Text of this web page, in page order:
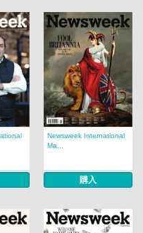
Newsweek International
Ma...
購入